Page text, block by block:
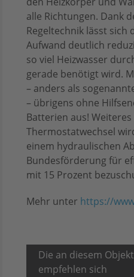
alle Richtungen. Dank
Regeltechnik lässt sich
Aufwand deutlich
so viel Heizwasser
gerade benötigt wird.
– anders als
– übrigens ohne
Batterien aus! Weiteres
Thermostatwechsel
einem hydraulischen
Bundesförderung für
mit 15 Prozent
Mehr unter https://
Die an diesem
empfehlen sich